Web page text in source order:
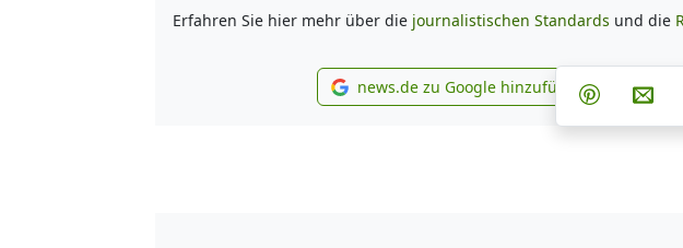
Erfahren Sie hier mehr über die journalistischen Standards und die
news.de zu Google
news.de zu Google hinzufügen TeilenPer